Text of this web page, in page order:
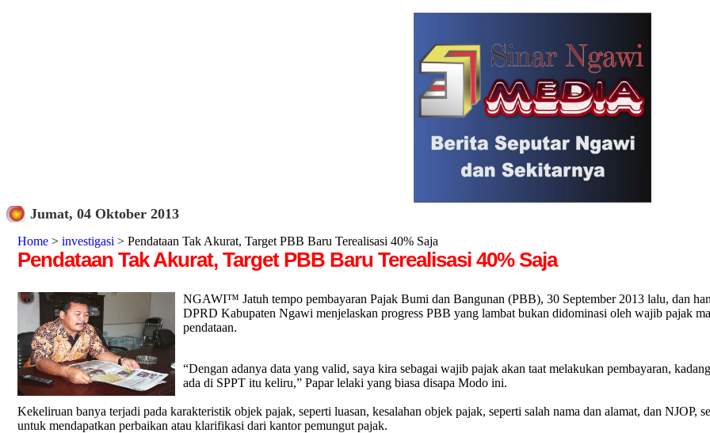
Jumat, 04 Oktober 2013
Home > investigasi > Pendataan Tak Akurat, Target PBB Baru Terealisasi 40% Saja
Pendataan Tak Akurat, Target PBB Baru Terealisasi 40% Saja
NGAWI™ Jatuh tempo pembayaran Pajak Bumi dan Bangunan (PBB), 30 September 2013 lalu, dan
DPRD Kabupaten Ngawi menjelaskan progress PBB yang lambat bukan didominasi oleh wajib pajak
pendataan.
“Dengan adanya data yang valid, saya kira sebagai wajib pajak akan taat melakukan pembayaran,
ada di SPPT itu keliru,” Papar lelaki yang biasa disapa Modo ini.
Kekeliruan banya terjadi pada karakteristik objek pajak, seperti luasan, kesalahan objek pajak, seperti salah nama dan alamat, dan
untuk mendapatkan perbaikan atau klarifikasi dari kantor pemungut pajak.